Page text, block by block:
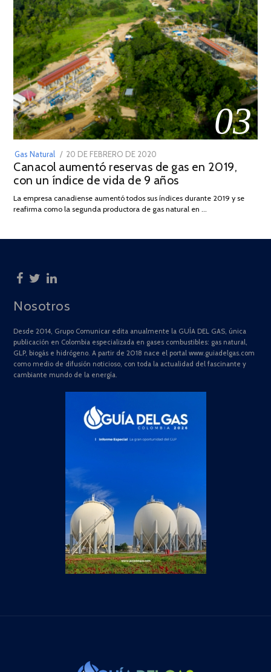
03
Gas Natural
POSTED
ON
20 DE FEBRERO DE 2020
DE
JULIO
2025
Canacol aumentó reservas de gas en 2019,
con un índice de vida de 9 años
La empresa canadiense aumentó todos sus índices durante 2019 y se
reafirma como la segunda productora de gas natural en …
Nosotros
Desde 2014, Grupo Comunicar edita anualmente la GUÍA DEL GAS, única
publicación en Colombia especializada en gases combustibles: gas natural,
GLP, biogás e hidrógeno. A partir de 2018 nace el portal www.guiadelgas.com
como medio de difusión noticioso, con toda la actualidad del fascinante y
cambiante mundo de la energía.